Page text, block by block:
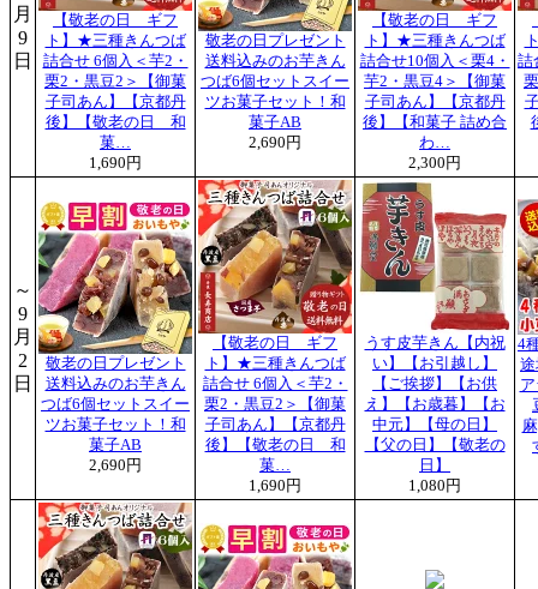
月
9
日
【敬老の日 ギフ
ト】★三種きんつば
詰合せ 6個入＜芋2・
栗2・黒豆2＞【御菓
子司あん】【京都丹
後】【敬老の日 和
菓…
1,690円
敬老の日プレゼント
送料込みのお芋きん
つば6個セットスイー
ツお菓子セット！和
菓子AB
2,690円
【敬老の日 ギフ
ト】★三種きんつば
詰合せ10個入＜栗4・
芋2・黒豆4＞【御菓
子司あん】【京都丹
後】【和菓子 詰め合
わ…
2,300円
詰
～
9
月
2
日
敬老の日プレゼント
送料込みのお芋きん
つば6個セットスイー
ツお菓子セット！和
菓子AB
2,690円
【敬老の日 ギフ
ト】★三種きんつば
詰合せ 6個入＜芋2・
栗2・黒豆2＞【御菓
子司あん】【京都丹
後】【敬老の日 和
菓…
1,690円
うす皮芋きん【内祝
い】【お引越し】
【ご挨拶】【お供
え】【お歳暮】【お
中元】【母の日】
【父の日】【敬老の
日】
1,080円
4